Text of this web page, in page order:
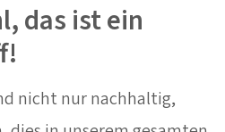
das ist ein
nicht nur nachhaltig,